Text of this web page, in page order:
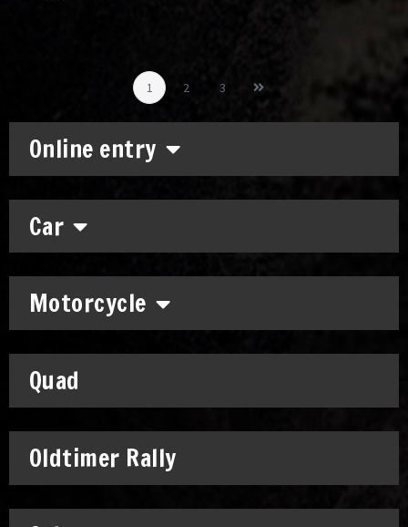
Online entry
Car
Motorcycle
Quad
Oldtimer Rally
1 2 3